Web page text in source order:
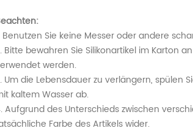
Benutzen Sie keine Messer oder andere
Bitte bewahren Sie Silikonartikel im Karton
werden.
Um die Lebensdauer zu verlängern, spülen
kaltem Wasser ab.
Aufgrund des Unterschieds zwischen
Farbe des Artikels wider.